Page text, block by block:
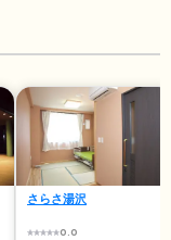
さらさ湯沢
0.0